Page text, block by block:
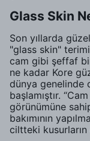
Glass Skin
Son yıllarda
"glass skin"
cam gibi şeffaf
ne kadar Kore
dünya genelinde
başlamıştır.
görünümüne
bakımının
ciltteki kusurların